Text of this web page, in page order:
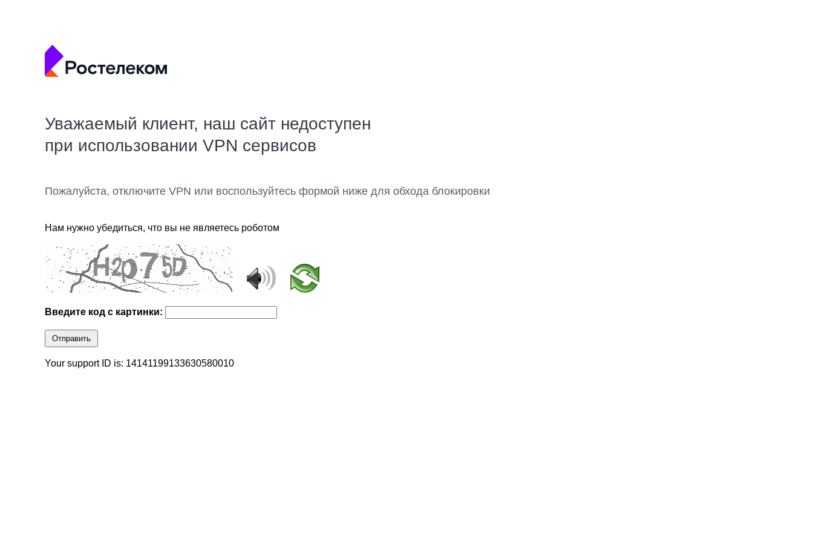
Уважаемый клиент, наш сайт недоступен
при использовании VPN сервисов
Пожалуйста, отключите VPN или воспользуйтесь формой ниже для обхода блокировки
Нам нужно убедиться, что вы не являетесь роботом
Введите код с картинки:
Отправить
Your support ID is: 14141199133630580010